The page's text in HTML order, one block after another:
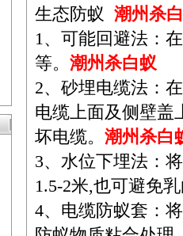
生态防蚁 潮州杀
1、可能回避法：
等。 潮州杀白蚁
2、砂埋电缆法：
电缆上面及侧壁盖
坏电缆。 潮州杀白
3、水位下埋法：
1.5-2米,也可避免
4、电缆防蚁套：